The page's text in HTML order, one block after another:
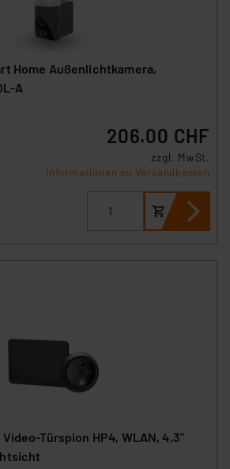
Home Außenlichtkamera,
A
206.00 CHF
zzgl. MwSt.
Informationen zu Versandkosten
Video-Türspion HP4, WLAN, 4,3"